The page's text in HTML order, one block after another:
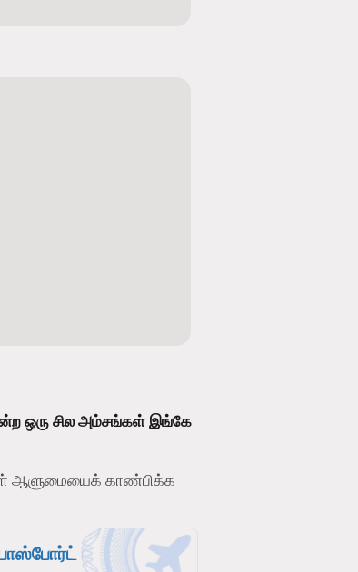
ஒரு சில அம்சங்கள் இங்கே
ஆளுமையைக் காண்பிக்க